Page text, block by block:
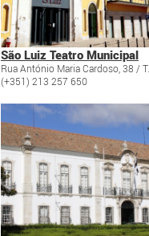
São Luiz Teatro Municipal
Rua António Maria Cardoso, 38 / T.
(+351) 213 257 650